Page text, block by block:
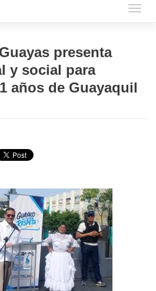
presenta
y social para
años de Guayaquil